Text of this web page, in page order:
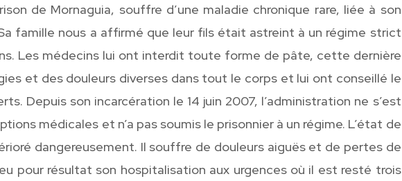
de Mornaguia, souffre d’une maladie chronique rare, liée à son
famille nous a affirmé que leur fils était astreint à un régime strict
Les médecins lui ont interdit toute forme de pâte, cette dernière
et des douleurs diverses dans tout le corps et lui ont conseillé le
Depuis son incarcération le 14 juin 2007, l’administration ne s’est
médicales et n’a pas soumis le prisonnier à un régime. L’état de
dangereusement. Il souffre de douleurs aiguës et de pertes de
pour résultat son hospitalisation aux urgences où il est resté trois